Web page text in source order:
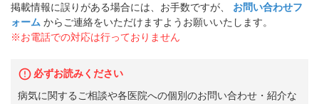
掲載情報に誤りがある場合には、お手数ですが、
お問い合わせフ
ォーム からご連絡をいただけますようお願いいたします。
※お電話での対応は行っておりません
必ずお読みください
病気に関するご相談や各医院への個別のお問い合わせ・紹介な